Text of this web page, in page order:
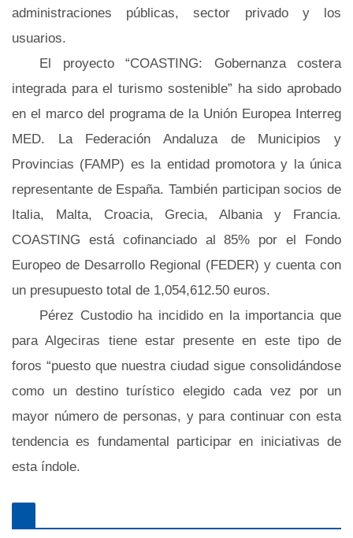
administraciones públicas, sector privado y los
usuarios.
El proyecto “COASTING: Gobernanza costera
integrada para el turismo sostenible” ha sido aprobado
en el marco del programa de la Unión Europea Interreg
MED. La Federación Andaluza de Municipios y
Provincias (FAMP) es la entidad promotora y la única
representante de España. También participan socios de
Italia, Malta, Croacia, Grecia, Albania y Francia.
COASTING está cofinanciado al 85% por el Fondo
Europeo de Desarrollo Regional (FEDER) y cuenta con
un presupuesto total de 1,054,612.50 euros.
Pérez Custodio ha incidido en la importancia que
para Algeciras tiene estar presente en este tipo de
foros “puesto que nuestra ciudad sigue consolidándose
como un destino turístico elegido cada vez por un
mayor número de personas, y para continuar con esta
tendencia es fundamental participar en iniciativas de
esta índole.